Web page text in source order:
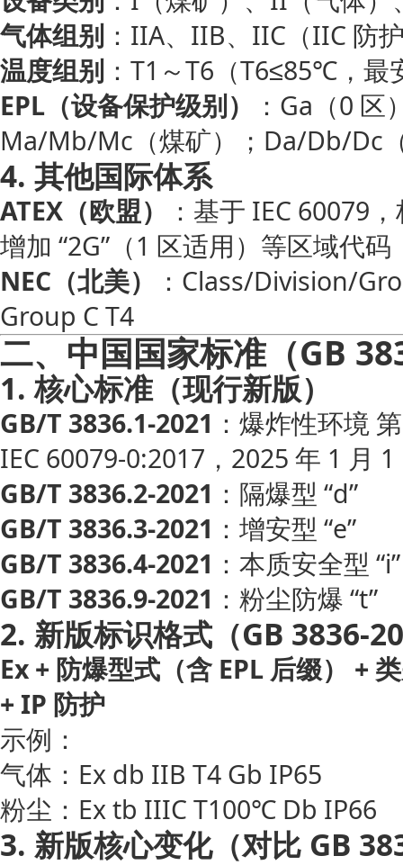
气体组别 ：IIA、IIB、IIC（IIC 防
温度组别 ：T1～T6（T6≤85℃，最
EPL（设备保护级别）
：Ga（0
Ma/Mb/Mc（煤矿）；Da/Db/Dc
4. 其他国际体系
ATEX（欧盟）
：基于 IEC 60079
增加 “2G”（1 区适用）等区域代码
NEC（北美）
：Class/Division/
Group C T4
二、中国国家标准（GB
1. 核心标准（现行新版）
GB/T 3836.1-2021 ：爆炸性环境
IEC 60079-0:2017，2025 年 1 月
GB/T 3836.2-2021 ：隔爆型 “d”
GB/T 3836.3-2021 ：增安型 “e”
GB/T 3836.4-2021 ：本质安全型 “i”
GB/T 3836.9-2021 ：粉尘防爆 “t”
2. 新版标识格式（GB 3836-
Ex + 防爆型式（含 EPL 后缀） +
+ IP 防护
示例：
气体：Ex db IIB T4 Gb IP65
粉尘：Ex tb IIIC T100℃ Db IP66
3. 新版核心变化（对比 GB